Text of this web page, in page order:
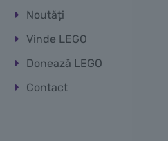
Noutăți
Vinde LEGO
Donează LEGO
Contact